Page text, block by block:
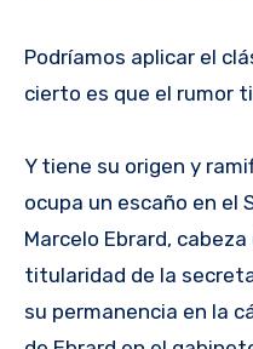
Podríamos aplicar el
cierto es que el rumor
Y tiene su origen y
ocupa un escaño en el
Marcelo Ebrard,
titularidad de la
su permanencia en la